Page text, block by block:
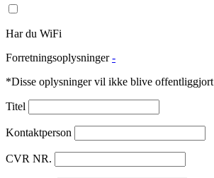
Har du WiFi
Forretningsoplysninger -
*Disse oplysninger vil ikke blive offentliggjort
Titel
Kontaktperson
CVR NR.